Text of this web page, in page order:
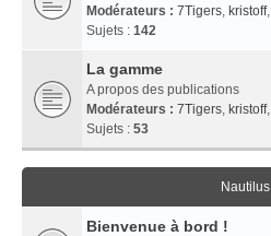
Modérateurs : 7Tigers, kristoff,
Sujets : 142
La gamme
A propos des publications
Modérateurs : 7Tigers, kristoff,
Sujets : 53
Nautilus
Bienvenue à bord !